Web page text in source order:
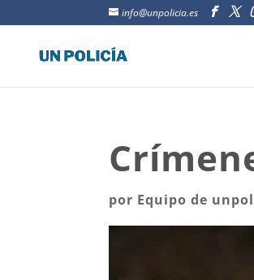
info@unpolicia.es
por Equipo de